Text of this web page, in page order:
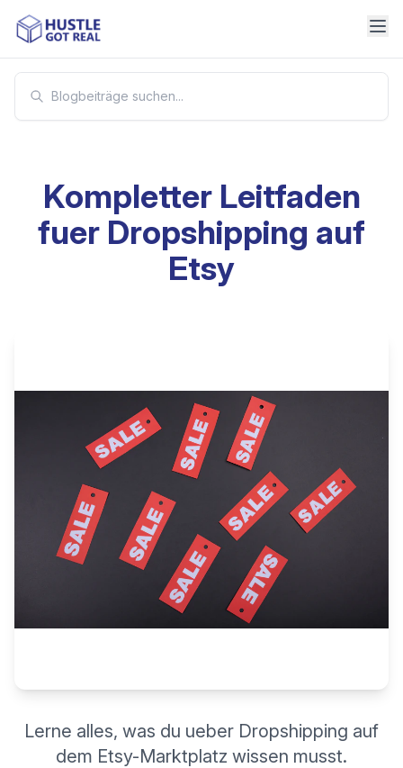
Kompletter Leitfaden
fuer Dropshipping auf
Etsy
Lerne alles, was du ueber Dropshipping auf
dem Etsy-Marktplatz wissen musst.